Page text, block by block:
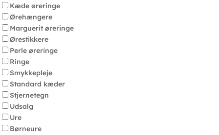
Kæde øreringe
Ørehængere
Marguerit øreringe
Ørestikkere
Perle øreringe
Ringe
Smykkepleje
Standard kæder
Stjernetegn
Udsalg
Ure
Børneure